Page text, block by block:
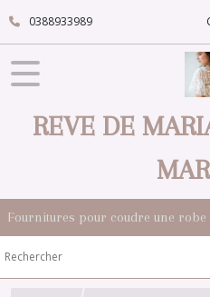
0388933989
REVE DE